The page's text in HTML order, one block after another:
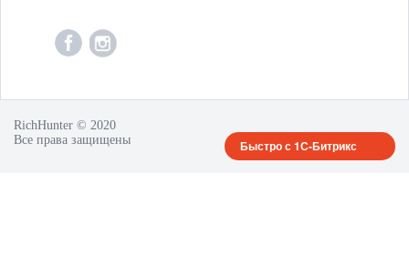
RichHunter © 2020
Все права защищены
Быстро с 1С-Битрикс